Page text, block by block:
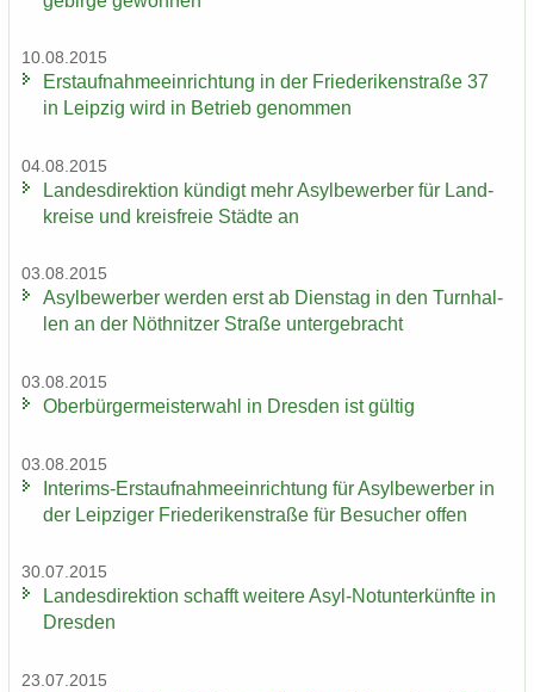
10.08.2015
Erst­auf­nah­me­ein­rich­tung in der Frie­de­ri­ken­stra­ße 37
in Leip­zig wird in Be­trieb ge­nom­men
04.08.2015
Lan­des­di­rek­ti­on kün­digt mehr Asyl­be­wer­ber für Land­
krei­se und kreis­freie Städ­te an
03.08.2015
Asyl­be­wer­ber wer­den erst ab Diens­tag in den Turn­hal­
len an der Nö­th­nit­zer Stra­ße un­ter­ge­bracht
03.08.2015
Ober­bür­ger­meis­ter­wahl in Dres­den ist gül­tig
03.08.2015
Interims-​Erstaufnahmeeinrichtung für Asyl­be­wer­ber in
der Leip­zi­ger Frie­de­ri­ken­stra­ße für Be­su­cher offen
30.07.2015
Lan­des­di­rek­ti­on schafft wei­te­re Asyl-​Notunterkünfte in
Dres­den
23.07.2015